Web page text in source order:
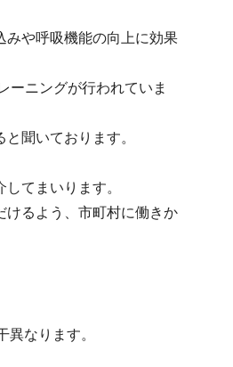
みや呼吸機能の向上に効果
ーニングが行われていま
聞いております。
てまいります。
けるよう、市町村に働きか
なります。